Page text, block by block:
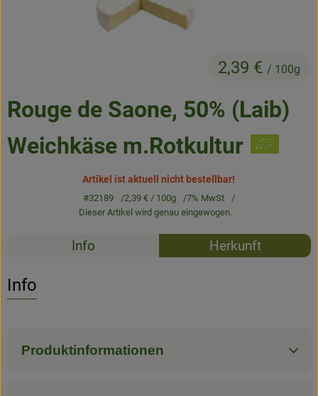
Vorratskammer
Getränke
Über Grünland
Service
Rouge de Saone, 50% (Laib)
Weichkäse m.Rotkultur
2,39 € / 100g
Artikel ist aktuell nicht bestellbar!
#32189 2,39 € / 100g
7% MwSt
Dieser Artikel wird genau eingewogen.
Rezepte
Info Herkunft
Info
Produktinformationen